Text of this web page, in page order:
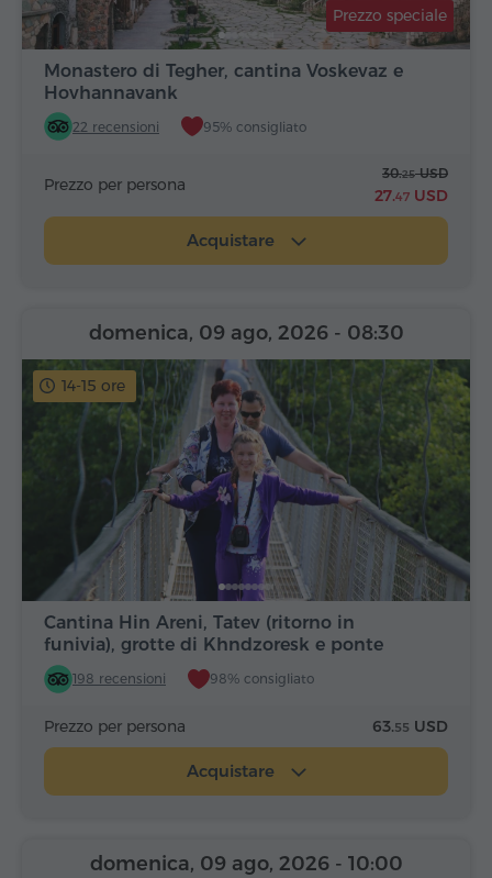
Monastero di Tegher, cantina Voskevaz e
Hovhannavank
Prezzo speciale
22 recensioni 95% consigliato
Prezzo per persona
30.25USD
27.47 USD
Acquistare
14-15 ore
Cantina Hin Areni, Tatev (ritorno in
funivia), grotte di Khndzoresk e ponte
198 recensioni 98% consigliato
domenica, 09 ago, 2026 - 08:30
Prezzo per persona 63.55 USD
Acquistare
domenica, 09 ago, 2026 - 10:00